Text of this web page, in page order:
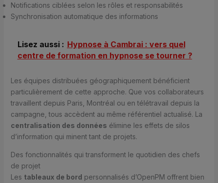
Notifications ciblées selon les rôles et responsabilités
Synchronisation automatique des informations
Lisez aussi : Hypnose à Cambrai : vers quel
centre de formation en hypnose se tourner ?
Les équipes distribuées géographiquement bénéficient
particulièrement de cette approche. Que vos collaborateurs
travaillent depuis Paris, Montréal ou en télétravail depuis la
campagne, tous accèdent au même référentiel actualisé. La
centralisation des données élimine les effets de silos
d’information qui minent tant de projets.
Des fonctionnalités qui transforment le quotidien des chefs
de projet
Les tableaux de bord personnalisés d’OpenPM offrent bien